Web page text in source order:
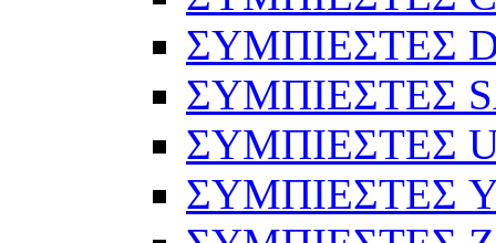
ΣΥΜΠΙΕΣΤΕΣ
ΣΥΜΠΙΕΣΤΕΣ
ΣΥΜΠΙΕΣΤΕΣ
ΣΥΜΠΙΕΣΤΕΣ